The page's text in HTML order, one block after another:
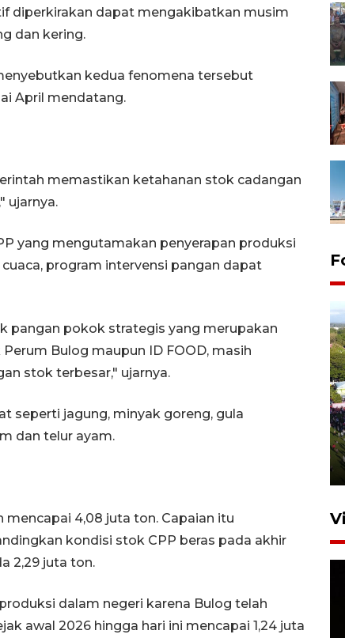
diperkirakan dapat mengakibatkan musim
dan kering.
kedua fenomena tersebut
April mendatang.
memastikan ketahanan stok cadangan
ujarnya.
yang mengutamakan penyerapan produksi
program intervensi pangan dapat
pangan pokok strategis yang merupakan
Bulog maupun ID FOOD, masih
stok terbesar," ujarnya.
seperti jagung, minyak goreng, gula
dan telur ayam.
4,08 juta ton. Capaian itu
kondisi stok CPP beras pada akhir
2,29 juta ton.
dalam negeri karena Bulog telah
awal 2026 hingga hari ini mencapai 1,24 juta
UPACARA HUT KE-78
REPUBLIK INDONESIA DI
GORONTALO